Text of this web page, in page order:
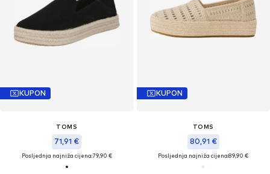
KUPON
TOMS
71,91 €
Posljednja najniža cijena:79,90 €
KUPON
TOMS
80,91 €
Posljednja najniža cijena:89,90 €